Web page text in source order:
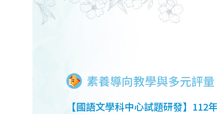
素養導向教學與多元評量
【國語文學科中心試題研發】112